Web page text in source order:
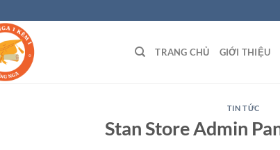
TRANG CHỦ GIỚI THIỆU
TIN TỨC
Stan Store Admin